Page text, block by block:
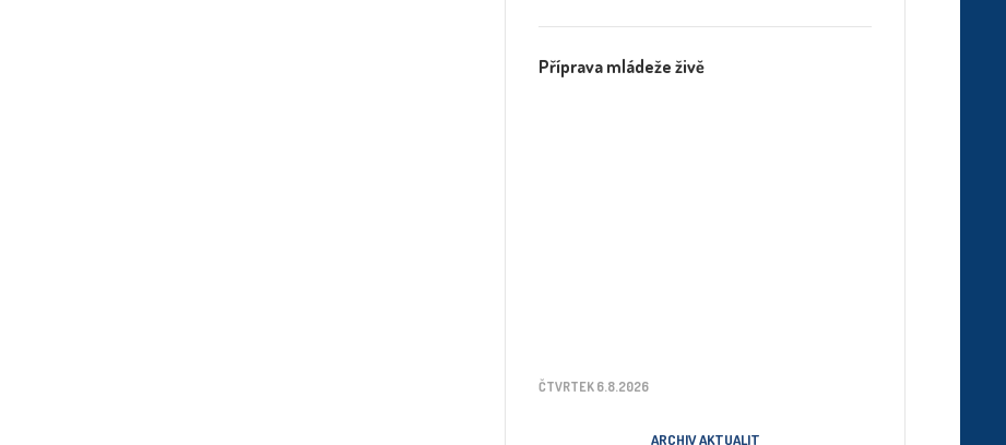
Příprava mládeže živě
ČTVRTEK 6.8.2026
ARCHIV AKTUALIT